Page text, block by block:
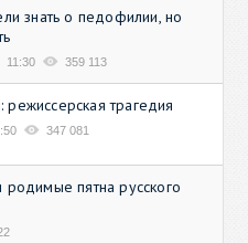
знать о педофилии, но
11:30 359 113
трагедия
347 081
пятна русского